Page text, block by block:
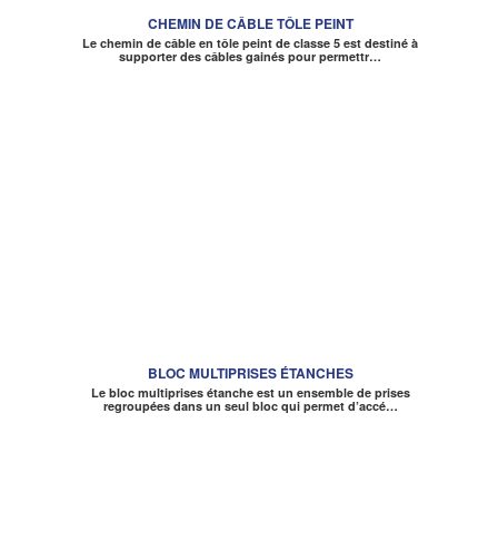
CHEMIN DE CÂBLE TÔLE PEINT
Le chemin de câble en tôle peint de classe 5 est destiné à
supporter des câbles gainés pour permettr…
BLOC MULTIPRISES ÉTANCHES
Le bloc multiprises étanche est un ensemble de prises
regroupées dans un seul bloc qui permet d’accé…